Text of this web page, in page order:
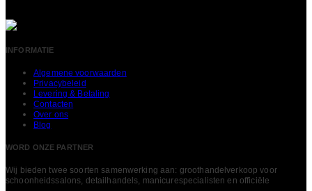
INFORMATIE
Algemene voorwaarden
Privacybeleid
Levering & Betaling
Contacten
Over ons
Blog
WORD ONZE PARTNER
Wij bieden twee soorten samenwerking aan: groothandelverkoop voor
schoonheidssalons, detailhandels, manicurespecialisten en officiële